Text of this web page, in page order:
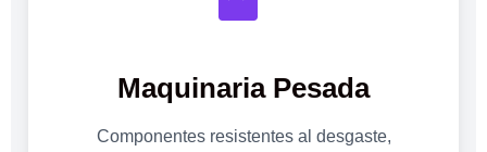
Maquinaria Pesada
Componentes resistentes al desgaste,